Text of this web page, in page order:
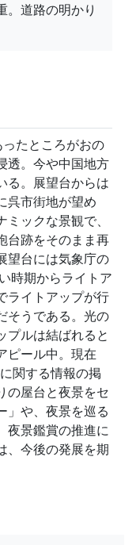
。道路の明かり
たところがおの
透。今や中国地方
る。展望台からは
呉市街地が望め
ックな景観で、
台跡をそのまま再
望台には気象庁の
時期からライトア
ライトアップが行
そうである。光の
プルは結ばれると
ピール中。現在
関する情報の掲
の屋台と夜景をセ
」や、夜景を巡る
夜景鑑賞の推進に
、今後の発展を期